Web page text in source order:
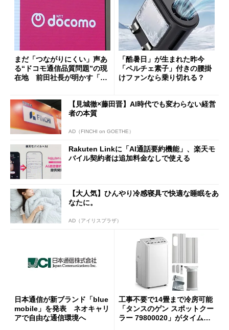
まだ「つながりにくい」声あ
る“ドコモ通信品質問題”の現
在地 前田社長が明かす「道
「酷暑日」が生まれた昨今
「ペルチェ素子」付きの腰掛
けファンなら乗り切れる？
【見城徹×藤田晋】AI時代でも変わらない経営
者の本質
AD（FINCHI on GOETHE）
Rakuten Linkに「AI通話要約機能」、楽天モ
バイル契約者は追加料金なしで使える
【大人気】ひんやり冷感寝具で快適な睡眠をあ
なたに。
AD（アイリスプラザ）
日本通信が新ブランド「blue
mobile」を発表 ネオキャリ
アで自由な通信環境へ
工事不要で14畳まで冷房可能
「タンスのゲン スポットクー
ラー 79800020」がタイムセ